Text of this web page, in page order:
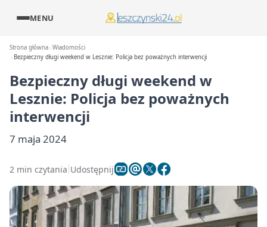
MENU
Strona główna Wiadomości
Bezpieczny długi weekend w Lesznie: Policja bez poważnych interwencji
Bezpieczny długi weekend w
Lesznie: Policja bez poważnych
interwencji
7 maja 2024
2 min czytania Udostępnij